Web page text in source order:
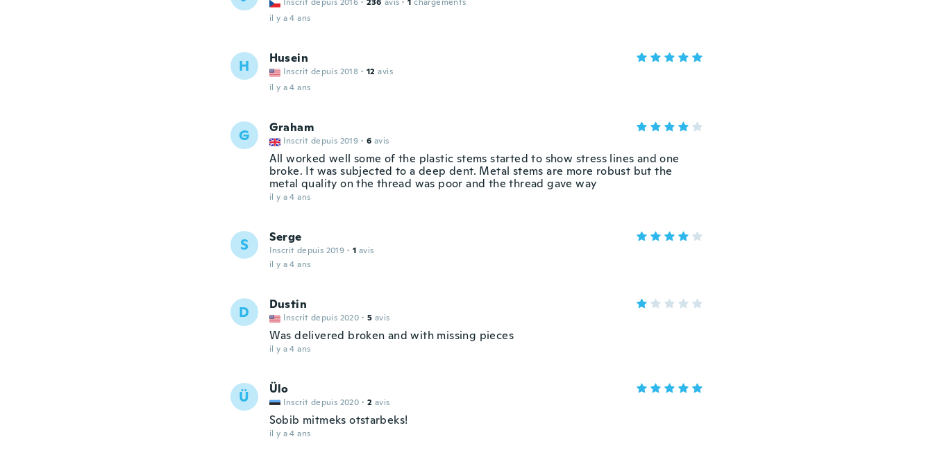
il y a 4 ans
H Husein
Inscrit depuis 2018 · 12 avis
il y a 4 ans
G Graham
Inscrit depuis 2019 · 6 avis
All worked well some of the plastic stems started to show stress lines and one
broke. It was subjected to a deep dent. Metal stems are more robust but the
metal quality on the thread was poor and the thread gave way
il y a 4 ans
S Serge
Inscrit depuis 2019 · 1 avis
il y a 4 ans
D Dustin
Inscrit depuis 2020 · 5 avis
Was delivered broken and with missing pieces
il y a 4 ans
Ü Ülo
Inscrit depuis 2020 · 2 avis
Sobib mitmeks otstarbeks!
il y a 4 ans